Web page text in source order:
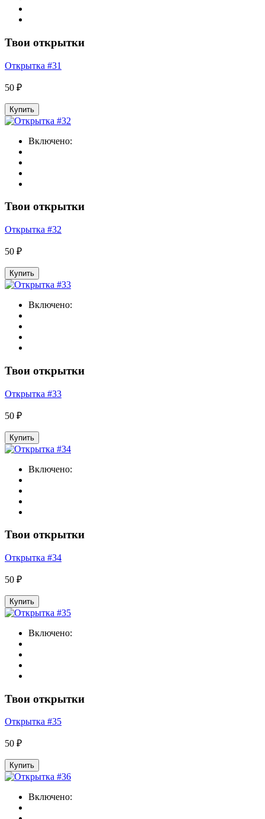
Твои открытки
Открытка #31
50 ₽
Купить
Включено:
Твои открытки
Открытка #32
50 ₽
Купить
Включено:
Твои открытки
Открытка #33
50 ₽
Купить
Включено:
Твои открытки
Открытка #34
50 ₽
Купить
Включено:
Твои открытки
Открытка #35
50 ₽
Купить
Включено: